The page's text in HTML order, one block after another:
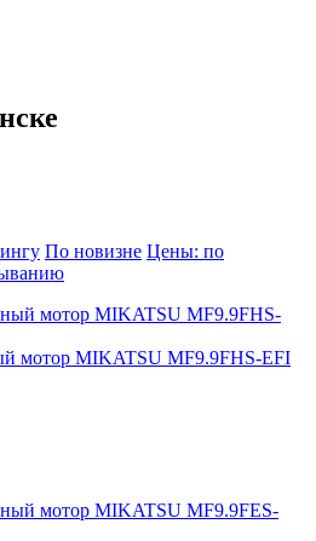
По новизне Цены: по
мотор MIKATSU MF9.9FHS-EFI